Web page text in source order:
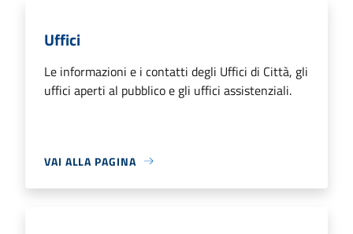
Uffici
Le informazioni e i contatti degli Uffici di Città, gli
uffici aperti al pubblico e gli uffici assistenziali.
VAI ALLA PAGINA